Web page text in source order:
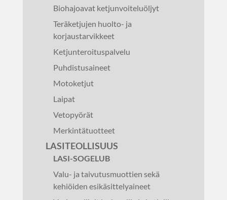
Biohajoavat ketjunvoiteluöljyt
Teräketjujen huolto- ja
korjaustarvikkeet
Ketjunteroituspalvelu
Puhdistusaineet
Motoketjut
Laipat
Vetopyörät
Merkintätuotteet
LASITEOLLISUUS
LASI-SOGELUB
Valu- ja taivutusmuottien sekä
kehiöiden esikäsittelyaineet